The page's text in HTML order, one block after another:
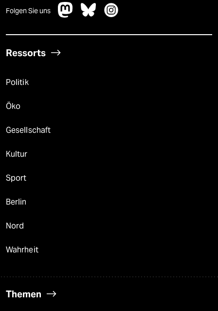
Folgen Sie uns
Ressorts
Politik
Öko
Gesellschaft
Kultur
Sport
Berlin
Nord
Wahrheit
Themen